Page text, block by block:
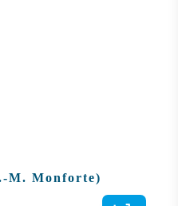
M. Monforte)